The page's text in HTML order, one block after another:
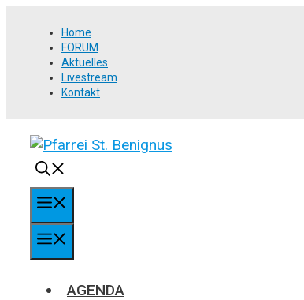
Home
FORUM
Aktuelles
Livestream
Kontakt
AGENDA